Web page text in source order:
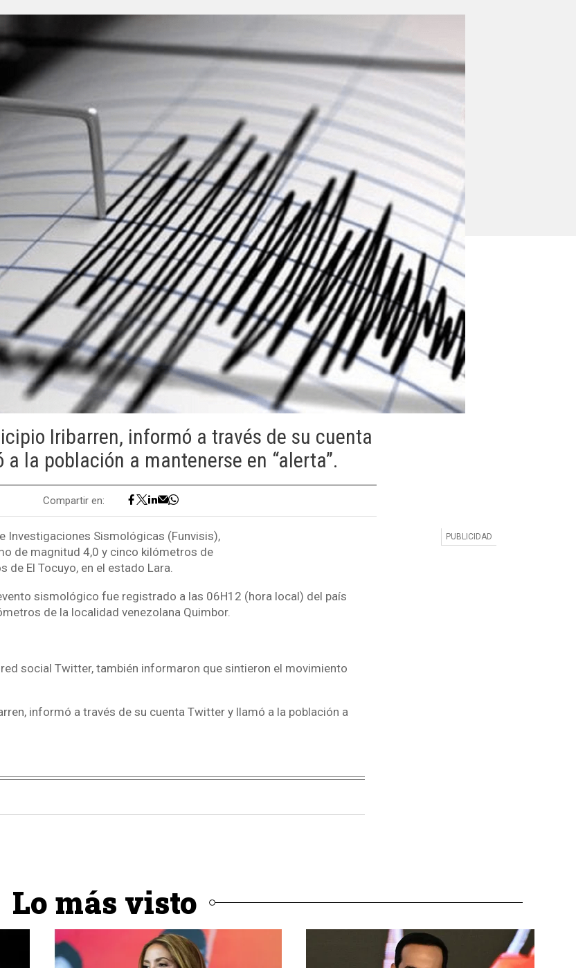
Iribarren, informó a través de su cuenta
la población a mantenerse en “alerta”.
Compartir en:
Investigaciones Sismológicas (Funvisis),
de magnitud 4,0 y cinco kilómetros de
de El Tocuyo, en el estado Lara.
sismológico fue registrado a las 06H12 (hora local) del país
de la localidad venezolana Quimbor.
social Twitter, también informaron que sintieron el movimiento
informó a través de su cuenta Twitter y llamó a la población a
Lo más visto